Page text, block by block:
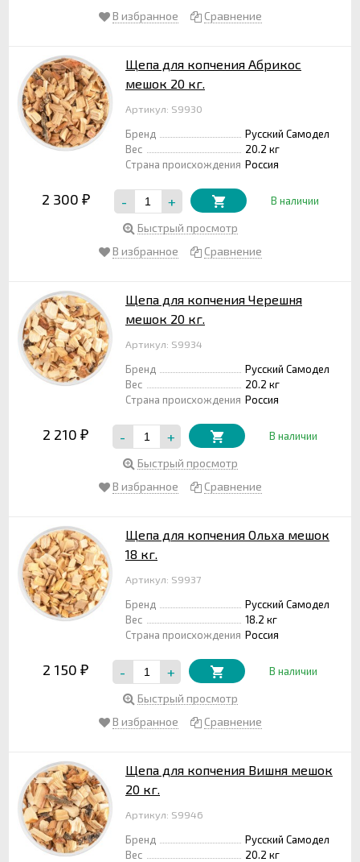
В избранное
Сравнение
Щепа для копчения Абрикос
мешок 20 кг.
Артикул: S9930
Бренд
Русский Самодел
Вес
20.2 кг
Страна происхождения Россия
2 300 ₽ - + В наличии
Быстрый просмотр
В избранное
Сравнение
Щепа для копчения Черешня
мешок 20 кг.
Артикул: S9934
Бренд
Русский Самодел
Вес
20.2 кг
Страна происхождения Россия
2 210 ₽ - + В наличии
Быстрый просмотр
В избранное
Сравнение
Щепа для копчения Ольха мешок
18 кг.
Артикул: S9937
Бренд
Русский Самодел
Вес
18.2 кг
Страна происхождения Россия
2 150 ₽ - + В наличии
Быстрый просмотр
В избранное
Сравнение
Щепа для копчения Вишня мешок
20 кг.
Артикул: S9946
Бренд
Русский Самодел
Вес
20.2 кг